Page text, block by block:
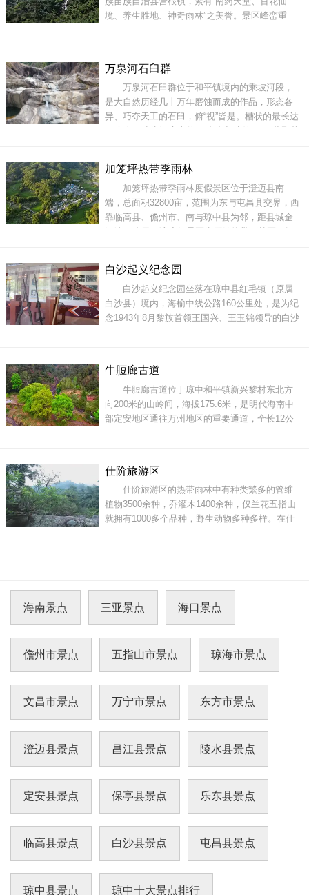
自然旅游发展有
境、养生胜地、神奇雨林”之美誉。景区峰峦重
植物资源种类丰富，是得天独厚的避寒避暑胜
地。百花岭内闻名遐迩的百花瀑布落差超过300
米，集奇、秀、雄、美
万泉河石臼群
万泉河石臼群位于和平镇境内的乘坡河段，
是大自然历经几十万年磨蚀而成的作品，形态各
异、巧夺天工的石臼，俯“视”皆是。槽状的最长达
游弋，生机勃勃;筒状的有的深可蓄水，有的石臼
像一朵盛开的大莲花，有的像葫芦，有的像芒
果，
加笼坪热带季雨林
加笼坪热带季雨林度假景区位于澄迈县南
端，总面积32800亩，范围为东与屯昌县交界，西
靠临高县、儋州市、南与琼中县为邻，距县城金
鹅鸽、金钱龟等珍稀野生动物。加笼坪景区内林
海莽莽，山间瀑布，林间小溪，奇峰怪石，山顶
天塘，加
白沙起义纪念园
白沙起义纪念园坐落在琼中县红毛镇（原属
白沙县）境内，海榆中线公路160公里处，是为纪
念1943年8月黎族首领王国兴、王玉锦领导的白沙
黎苗族人民武装起义而建的。 馆内陈列白沙起义
1939年2月，日本侵占海南岛。当时琼崖敌军和地
主武装抵抗无力，逃入五指山区。对黎、苗族人
民
牛脰廊古道
牛脰廊古道位于琼中和平镇新兴黎村东北方
向200米的山岭间，海拔175.6米，是明代海南中
部定安地区通往万州地区的重要通道，全长12公
里，被誉为“天险古道隘口”，明清统治者为防备敌
入行走，牛脰廊古道其实早已进入，这里没有明
显的印记，道路两边是光滑或是长满青苔的山
壁，足下是
仕阶旅游区
仕阶旅游区的热带雨林中有种类繁多的管维
植物3500余种，乔灌木1400余种，仅兰花五指山
就拥有1000多个品种，野生动物多种多样。在仕
泉、享受雨林美景，又唤醒身体的活力。地址
海南景点 三亚景点 海口景点
儋州市景点 五指山市景点 琼海市景点
文昌市景点 万宁市景点 东方市景点
澄迈县景点 昌江县景点 陵水县景点
定安县景点 保亭县景点 乐东县景点
临高县景点 白沙县景点 屯昌县景点
琼中县景点 琼中十大景点排行